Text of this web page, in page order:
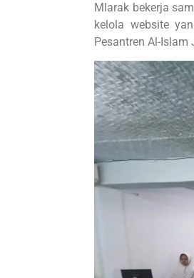
Mlarak bekerja
kelola website
Pesantren Al-Islam